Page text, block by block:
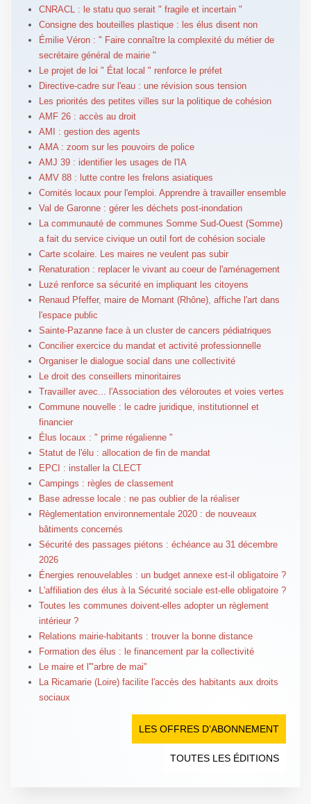
CNRACL : le statu quo serait " fragile et incertain "
Consigne des bouteilles plastique : les élus disent non
Émilie Véron : " Faire connaître la complexité du métier de
secrétaire général de mairie "
Le projet de loi " État local " renforce le préfet
Directive-cadre sur l'eau : une révision sous tension
Les priorités des petites villes sur la politique de cohésion
AMF 26 : accès au droit
AMI : gestion des agents
AMA : zoom sur les pouvoirs de police
AMJ 39 : identifier les usages de l'IA
AMV 88 : lutte contre les frelons asiatiques
Comités locaux pour l'emploi. Apprendre à travailler ensemble
Val de Garonne : gérer les déchets post-inondation
La communauté de communes Somme Sud-Ouest (Somme)
a fait du service civique un outil fort de cohésion sociale
Carte scolaire. Les maires ne veulent pas subir
Renaturation : replacer le vivant au coeur de l'aménagement
Luzé renforce sa sécurité en impliquant les citoyens
Renaud Pfeffer, maire de Mornant (Rhône), affiche l'art dans
l'espace public
Sainte-Pazanne face à un cluster de cancers pédiatriques
Concilier exercice du mandat et activité professionnelle
Organiser le dialogue social dans une collectivité
Le droit des conseillers minoritaires
Travailler avec... l'Association des véloroutes et voies vertes
Commune nouvelle : le cadre juridique, institutionnel et
financier
Élus locaux : " prime régalienne "
Statut de l'élu : allocation de fin de mandat
EPCI : installer la CLECT
Campings : règles de classement
Base adresse locale : ne pas oublier de la réaliser
Règlementation environnementale 2020 : de nouveaux
bâtiments concernés
Sécurité des passages piétons : échéance au 31 décembre
2026
Énergies renouvelables : un budget annexe est-il obligatoire ?
L'affiliation des élus à la Sécurité sociale est-elle obligatoire ?
Toutes les communes doivent-elles adopter un règlement
intérieur ?
Relations mairie-habitants : trouver la bonne distance
Formation des élus : le financement par la collectivité
Le maire et l'"arbre de mai"
La Ricamarie (Loire) facilite l'accès des habitants aux droits
sociaux
LES OFFRES D’ABONNEMENT
TOUTES LES ÉDITIONS